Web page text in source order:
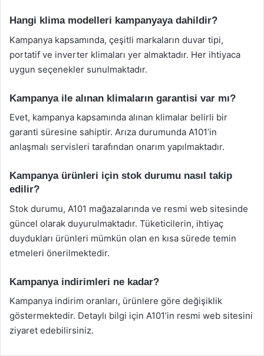
Hangi klima modelleri kampanyaya dahildir?
Kampanya kapsamında, çeşitli markaların duvar tipi,
portatif ve inverter klimaları yer almaktadır. Her ihtiyaca
uygun seçenekler sunulmaktadır.
Kampanya ile alınan klimaların garantisi var mı?
Evet, kampanya kapsamında alınan klimalar belirli bir
garanti süresine sahiptir. Arıza durumunda A101’in
anlaşmalı servisleri tarafından onarım yapılmaktadır.
Kampanya ürünleri için stok durumu nasıl takip
edilir?
Stok durumu, A101 mağazalarında ve resmi web sitesinde
güncel olarak duyurulmaktadır. Tüketicilerin, ihtiyaç
duydukları ürünleri mümkün olan en kısa sürede temin
etmeleri önerilmektedir.
Kampanya indirimleri ne kadar?
Kampanya indirim oranları, ürünlere göre değişiklik
göstermektedir. Detaylı bilgi için A101’in resmi web sitesini
ziyaret edebilirsiniz.